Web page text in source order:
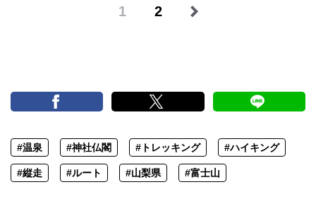
1 2
#温泉 #神社仏閣 #トレッキング #ハイキング
#縦走 #ルート #山梨県 #富士山